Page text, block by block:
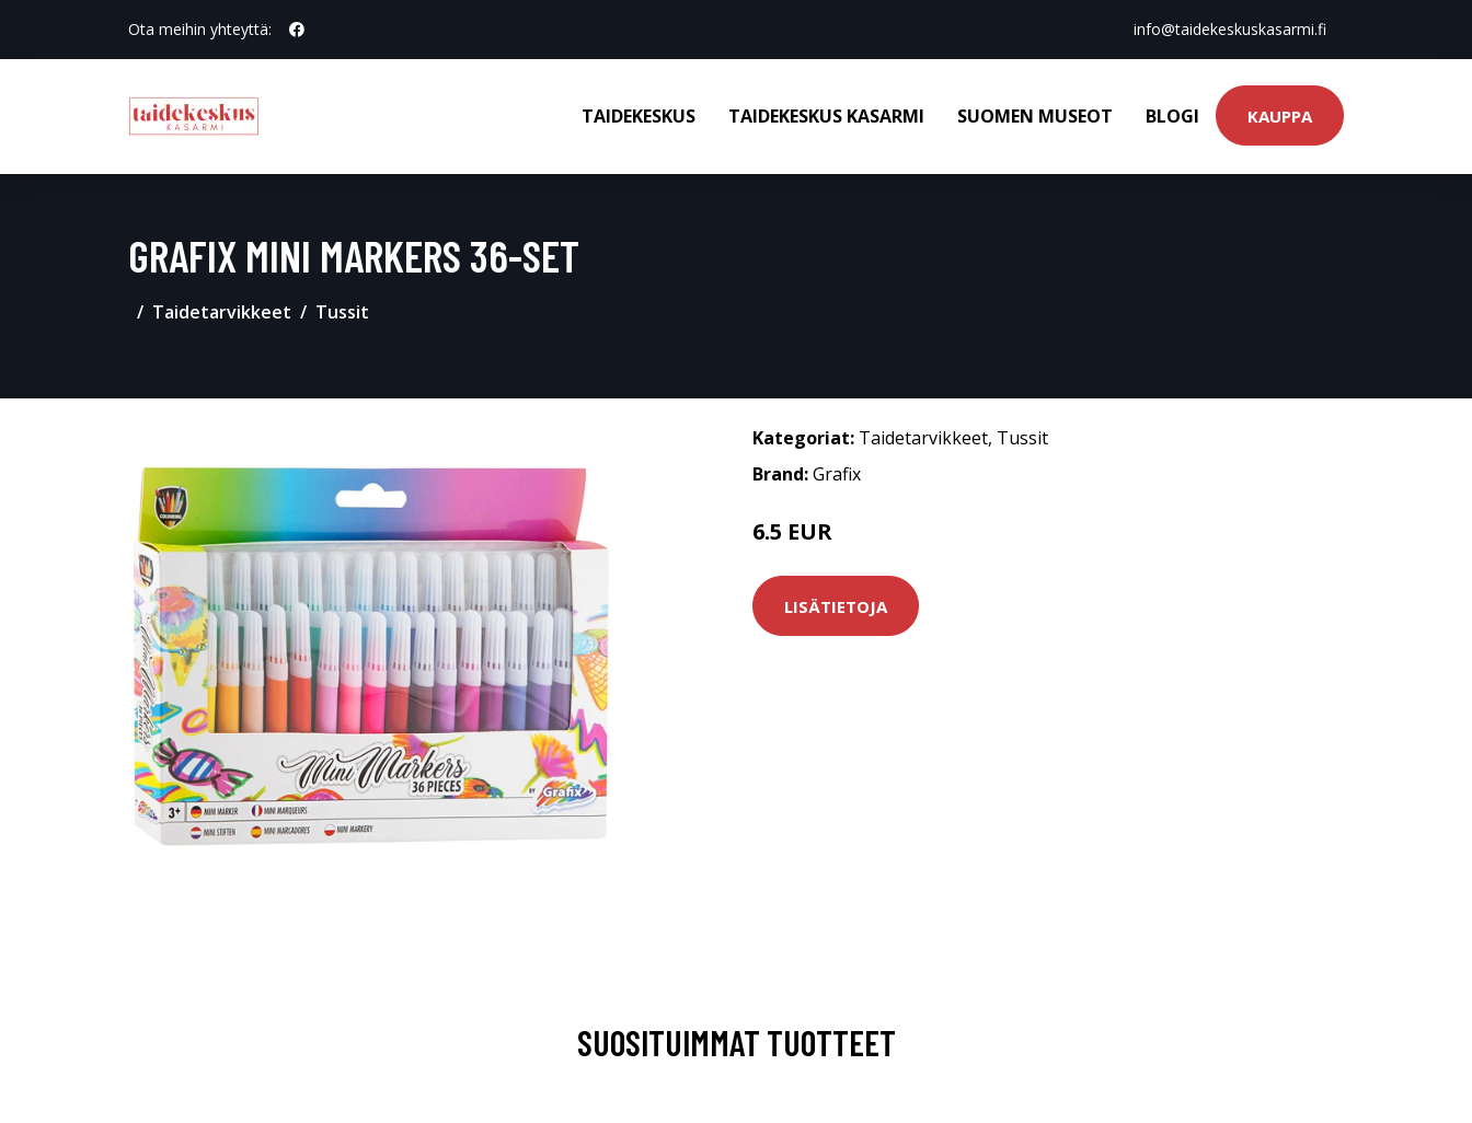
Ota meihin yhteyttä: info@taidekeskuskasarmi.fi
TAIDEKESKUS TAIDEKESKUS KASARMI SUOMEN MUSEOT BLOGI KAUPPA
GRAFIX MINI MARKERS 36-SET
Taidetarvikkeet Tussit
Kategoriat: Taidetarvikkeet, Tussit
Brand:Grafix
6.5 EUR
LISÄTIETOJA
SUOSITUIMMAT TUOTTEET